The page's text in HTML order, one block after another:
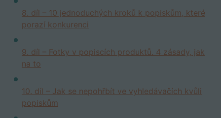
8. díl – 10 jednoduchých kroků k popiskům, které
porazí konkurenci
9. díl – Fotky v popiscích produktů. 4 zásady, jak
na to
10. díl – Jak se nepohřbít ve vyhledávačích kvůli
popiskům